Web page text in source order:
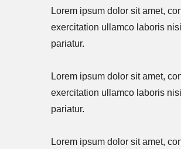
Lorem ipsum dolor sit amet,
exercitation ullamco laboris
pariatur.
Lorem ipsum dolor sit amet,
exercitation ullamco laboris
pariatur.
Lorem ipsum dolor sit amet,